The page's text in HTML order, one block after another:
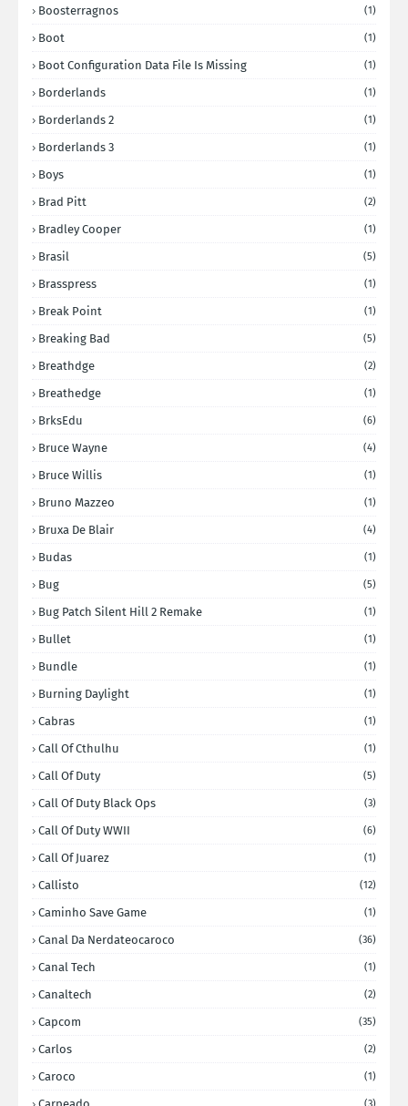
Boosterragnos (1)
Boot (1)
Boot Configuration Data File Is Missing (1)
Borderlands (1)
Borderlands 2 (1)
Borderlands 3 (1)
Boys (1)
Brad Pitt (2)
Bradley Cooper (1)
Brasil (5)
Brasspress (1)
Break Point (1)
Breaking Bad (5)
Breathdge (2)
Breathedge (1)
BrksEdu (6)
Bruce Wayne (4)
Bruce Willis (1)
Bruno Mazzeo (1)
Bruxa De Blair (4)
Budas (1)
Bug (5)
Bug Patch Silent Hill 2 Remake (1)
Bullet (1)
Bundle (1)
Burning Daylight (1)
Cabras (1)
Call Of Cthulhu (1)
Call Of Duty (5)
Call Of Duty Black Ops (3)
Call Of Duty WWII (6)
Call Of Juarez (1)
Callisto (12)
Caminho Save Game (1)
Canal Da Nerdateocaroco (36)
Canal Tech (1)
Canaltech (2)
Capcom (35)
Carlos (2)
Caroco (1)